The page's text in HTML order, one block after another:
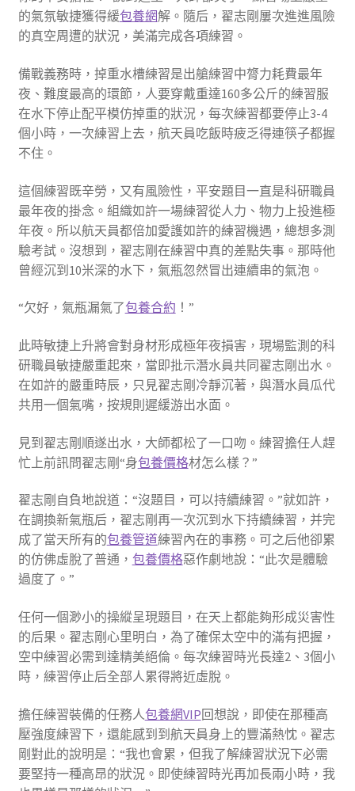
的氣氛敏捷獲得緩包養網解。隨后，翟志剛屢次進進風險
的真空周遭的狀況，美滿完成各項練習。
備戰義務時，掉重水槽練習是出艙練習中膂力耗費最年
夜、難度最高的環節，人要穿戴重達160多公斤的練習服
在水下停止配平模仿掉重的狀況，每次練習都要停止3-4
個小時，一次練習上去，航天員吃飯時疲乏得連筷子都握
不住。
這個練習既辛勞，又有風險性，平安題目一直是科研職員
最年夜的掛念。組織如許一場練習從人力、物力上投進極
年夜。所以航天員都倍加愛護如許的練習機遇，總想多測
驗考試。沒想到，翟志剛在練習中真的差點失事。那時他
曾經沉到10米深的水下，氣瓶忽然冒出連續串的氣泡。
“欠好，氣瓶漏氣了包養合約 ！”
此時敏捷上升將會對身材形成極年夜損害，現場監測的科
研職員敏捷嚴重起來，當即批示潛水員共同翟志剛出水。
在如許的嚴重時辰，只見翟志剛冷靜沉著，與潛水員瓜代
共用一個氣嘴，按規則遲緩游出水面。
見到翟志剛順遂出水，大師都松了一口吻。練習擔任人趕
忙上前訊問翟志剛“身包養價格材怎么樣？”
翟志剛自負地說道：“沒題目，可以持續練習。”就如許，
在調換新氣瓶后，翟志剛再一次沉到水下持續練習，并完
成了當天所有的包養管道練習內在的事務。可之后他卻累
的仿佛虛脫了普通， 包養價格惡作劇地說：“此次是體驗
過度了。”
任何一個渺小的操縱呈現題目，在天上都能夠形成災害性
的后果。翟志剛心里明白，為了確保太空中的滿有把握，
空中練習必需到達精美絕倫。每次練習時光長達2、3個小
時，練習停止后全部人累得將近虛脫。
擔任練習裝備的任務人包養網VIP回想說，即使在那種高
壓強度練習下，還能感到到航天員身上的豐滿熱忱。翟志
剛對此的說明是：“我也會累，但我了解練習狀況下必需
要堅持一種高昂的狀況。即使練習時光再加長兩小時，我